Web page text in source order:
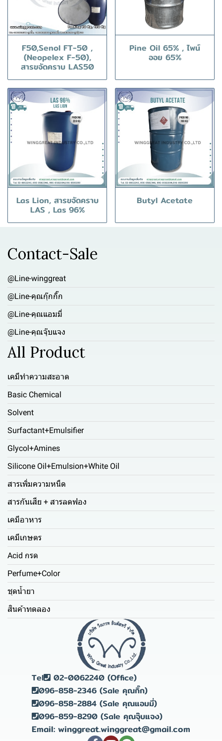
F50,Senol FT-50 ,
(Neopelex F-50),
สารขจัดคราบ LAS50
Pine Oil 65% , ไพน์
ออย 65%
Las Lion, สารขจัดคราบ
LAS , Las 96%
Butyl Acetate
Contact-Sale
@Line-winggreat
@Line-คุณกุ๊กกิ๊ก
@Line-คุณแอมมี่
@Line-คุณจุ๊บแจง
All Product
เคมีทำความสะอาด
Basic Chemical
Solvent
Surfactant+Emulsifier
Glycol+Amines
Silicone Oil+Emulsion+White Oil
สารเพิ่มความหนืด
สารกันเสีย + สารลดฟอง
เคมีอาหาร
เคมีเกษตร
Acid กรด
Perfume+Color
ชุดน้ำยา
สินค้าทดลอง
Tel
02-0062240 (Office)
096-858-2346 (Sale คุณกิ๊ก)
096-858-2884 (Sale คุณแอมมี่)
096-859-8290 (Sale คุณจุ๊บแจง)
Email: winggreat.winggreat@gmail.com